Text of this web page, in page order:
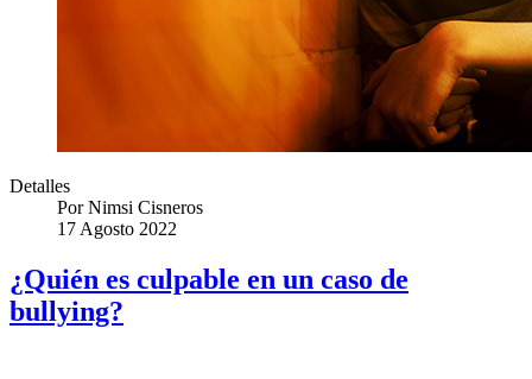
Detalles
PorNimsi Cisneros
17 Agosto 2022
¿Quién es culpable en un caso de
bullying?